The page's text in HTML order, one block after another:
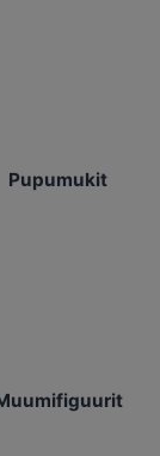
Pupumukit